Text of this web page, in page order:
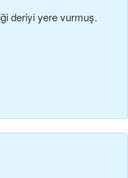
deriyi yere vurmuş.